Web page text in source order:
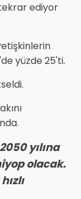
ediyor
yüzde 25'ti.
yılına
olacak.